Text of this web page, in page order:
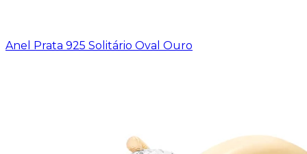
Anel Prata 925 Solitário Oval Ouro